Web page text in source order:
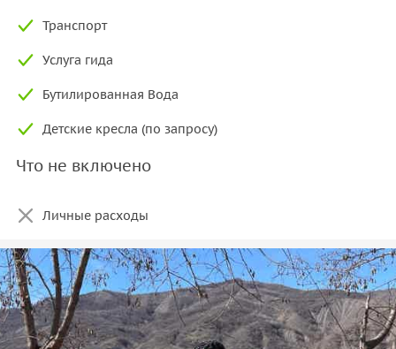
Транспорт
Услуга гида
Бутилированная Вода
Детские кресла (по запросу)
Что не включено
Личные расходы